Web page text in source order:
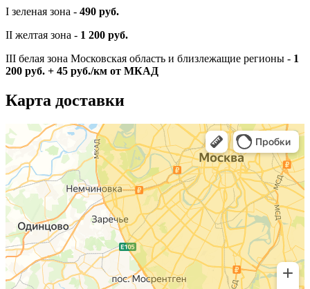
I зеленая зона - 490 руб.
II желтая зона - 1 200 руб.
III белая зона Московская область и близлежащие регионы - 1
200 руб. + 45 руб./км от МКАД
Карта доставки